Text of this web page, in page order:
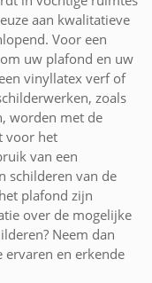
aan kwalitatieve
Voor een
uw plafond en uw
vinyllatex verf of
zoals
worden met de
voor het
van een
schilderen van de
plafond zijn
over de mogelijke
Neem dan
en erkende